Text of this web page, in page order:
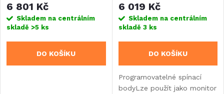
6 801 Kč
Skladem na centrálním
skladě >5 ks
DO KOŠÍKU
6 019 Kč
Skladem na centrálním
skladě 3 ks
DO KOŠÍKU
Programovatelné spínací
bodyLze použít jako monitor